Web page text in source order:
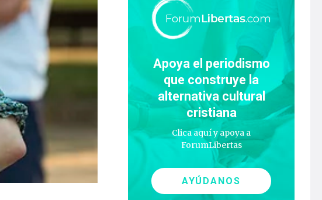
Apoya el periodismo
que construye la
alternativa cultural
cristiana
Clica aquí y apoya a
ForumLibertas
AYÚDANOS